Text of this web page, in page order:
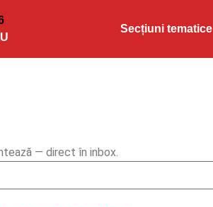
Secțiuni tematice
— direct în inbox.